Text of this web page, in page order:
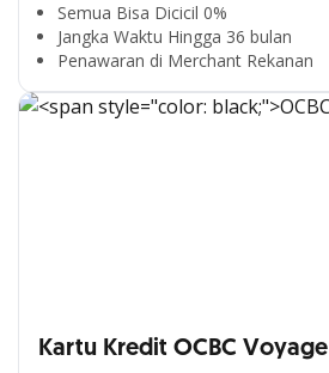
Semua Bisa Dicicil 0%
Jangka Waktu Hingga 36 bulan
Penawaran di Merchant Rekanan
Kartu Kredit OCBC Voyage